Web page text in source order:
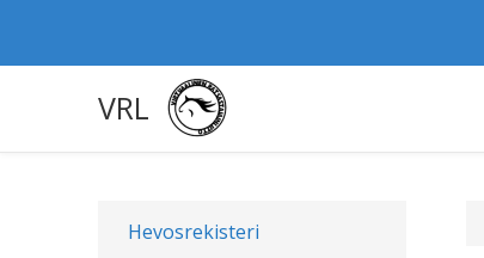
VRL
Hevosrekisteri